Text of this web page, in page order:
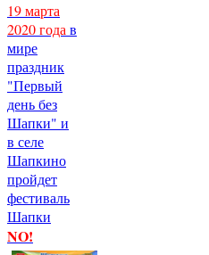
19 марта
2020 года в
мире
праздник
"Первый
день без
Шапки" и
в селе
Шапкино
пройдет
фестиваль
Шапки
NO!